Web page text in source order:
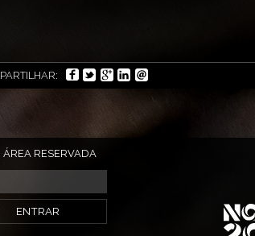
PARTILHAR:
ÁREA RESERVADA